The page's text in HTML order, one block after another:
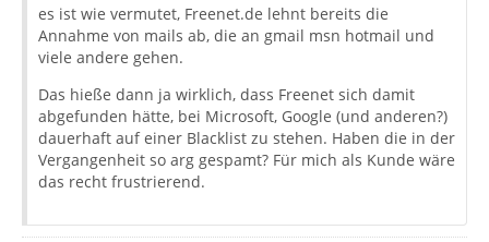
es ist wie vermutet, Freenet.de lehnt bereits die
Annahme von mails ab, die an gmail msn hotmail und
viele andere gehen.
Das hieße dann ja wirklich, dass Freenet sich damit
abgefunden hätte, bei Microsoft, Google (und anderen?)
dauerhaft auf einer Blacklist zu stehen. Haben die in der
Vergangenheit so arg gespamt? Für mich als Kunde wäre
das recht frustrierend.